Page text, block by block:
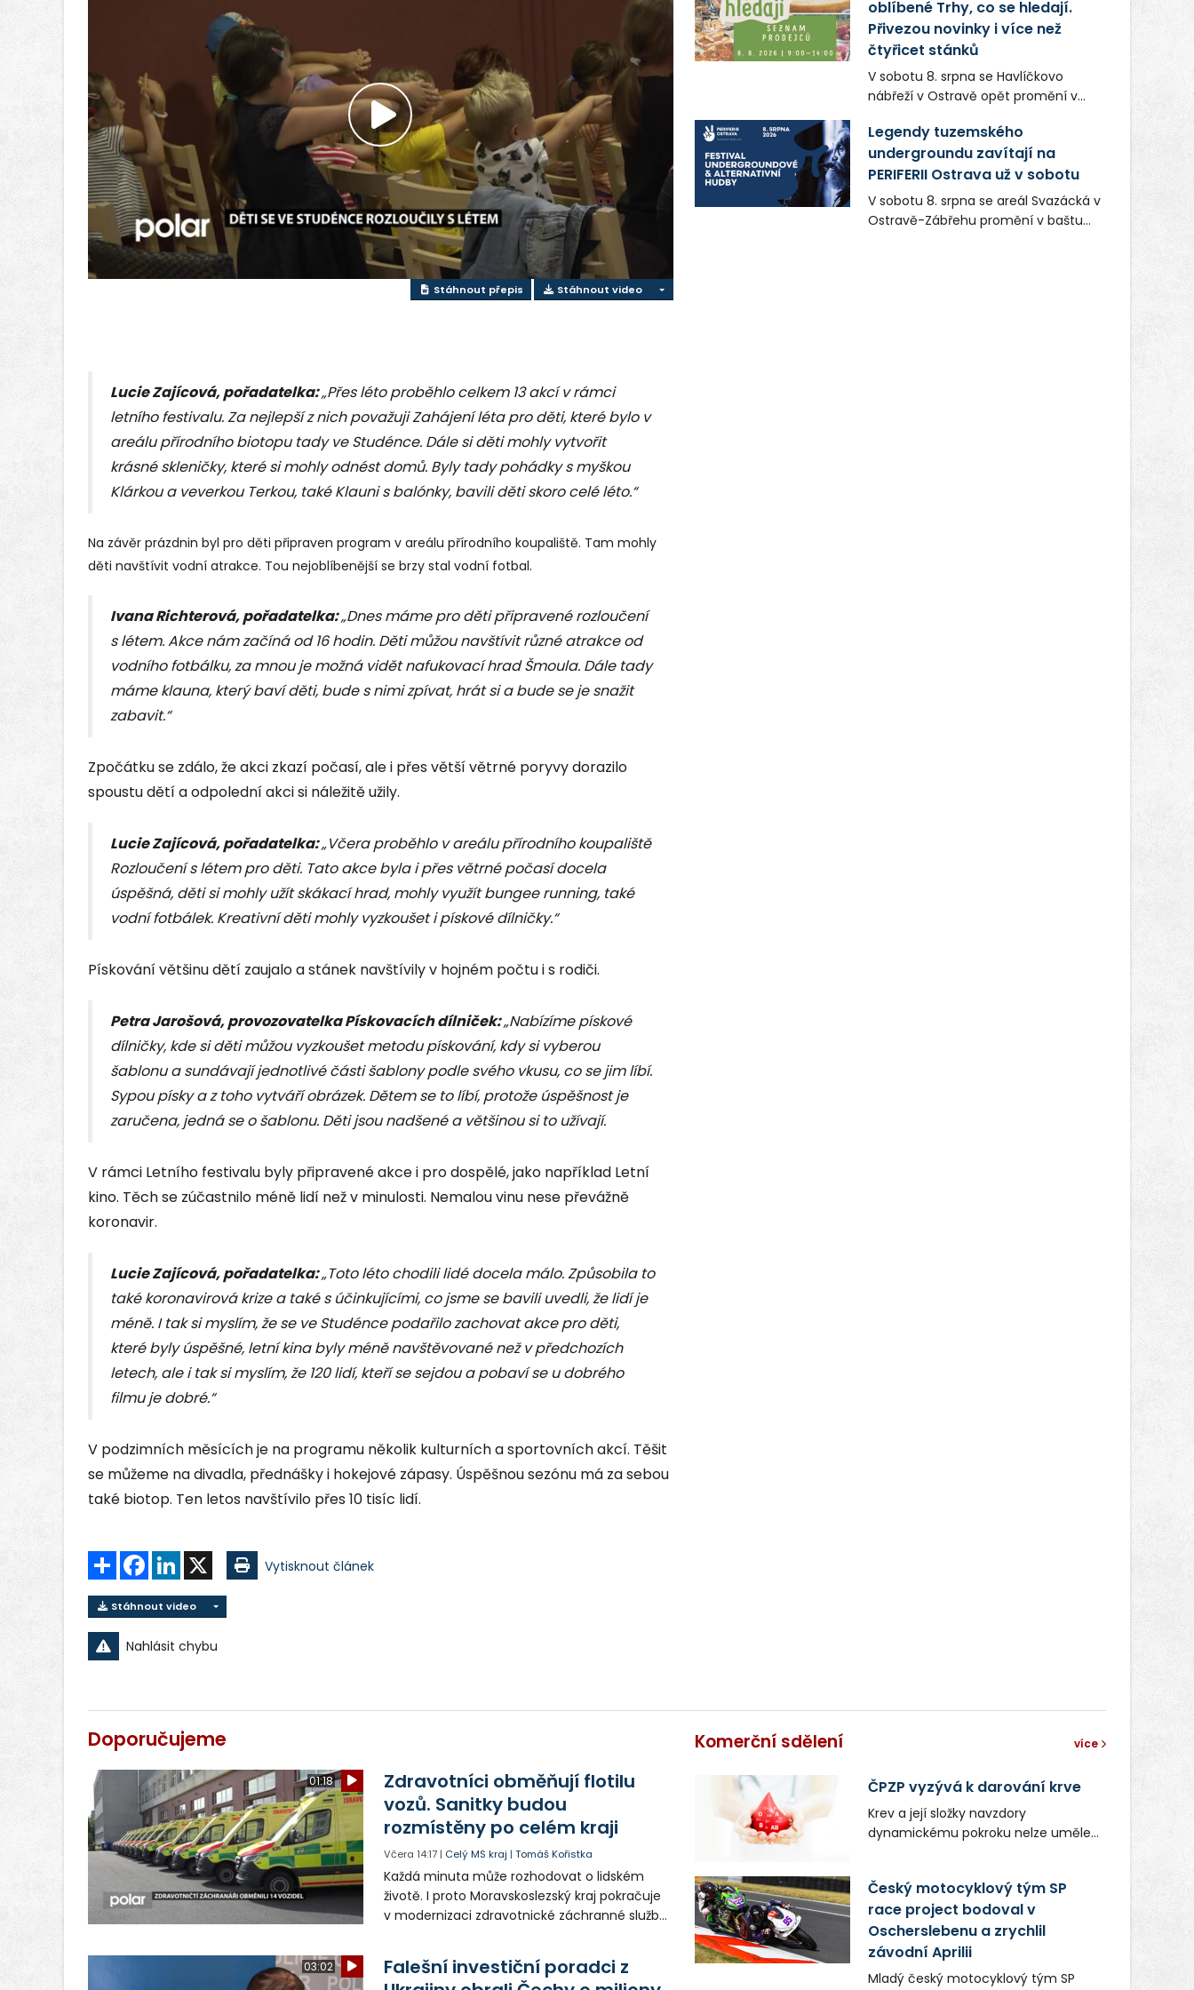
Play
Video
Stáhnout přepis Stáhnout video
Lucie Zajícová, pořadatelka:„Přes léto proběhlo celkem 13 akcí v rámci
letního festivalu. Za nejlepší z nich považuji Zahájení léta pro děti, které bylo v
areálu přírodního biotopu tady ve Studénce. Dále si děti mohly vytvořit
krásné skleničky, které si mohly odnést domů. Byly tady pohádky s myškou
Klárkou a veverkou Terkou, také Klauni s balónky, bavili děti skoro celé léto.“
Na závěr prázdnin byl pro děti připraven program v areálu přírodního koupaliště. Tam mohly
děti navštívit vodní atrakce. Tou nejoblíbenější se brzy stal vodní fotbal.
Ivana Richterová, pořadatelka:„Dnes máme pro děti připravené rozloučení
s létem. Akce nám začíná od 16 hodin. Děti můžou navštívit různé atrakce od
vodního fotbálku, za mnou je možná vidět nafukovací hrad Šmoula. Dále tady
máme klauna, který baví děti, bude s nimi zpívat, hrát si a bude se je snažit
zabavit.“
Zpočátku se zdálo, že akci zkazí počasí, ale i přes větší větrné poryvy dorazilo
spoustu dětí a odpolední akci si náležitě užily.
Lucie Zajícová, pořadatelka:„Včera proběhlo v areálu přírodního koupaliště
Rozloučení s létem pro děti. Tato akce byla i přes větrné počasí docela
úspěšná, děti si mohly užít skákací hrad, mohly využít bungee running, také
vodní fotbálek. Kreativní děti mohly vyzkoušet i pískové dílničky.“
Pískování většinu dětí zaujalo a stánek navštívily v hojném počtu i s rodiči.
Petra Jarošová, provozovatelka Pískovacích dílniček:„Nabízíme pískové
dílničky, kde si děti můžou vyzkoušet metodu pískování, kdy si vyberou
šablonu a sundávají jednotlivé části šablony podle svého vkusu, co se jim líbí.
Sypou písky a z toho vytváří obrázek. Dětem se to líbí, protože úspěšnost je
zaručena, jedná se o šablonu. Děti jsou nadšené a většinou si to užívají.
V rámci Letního festivalu byly připravené akce i pro dospělé, jako například Letní
kino. Těch se zúčastnilo méně lidí než v minulosti. Nemalou vinu nese převážně
koronavir.
Lucie Zajícová, pořadatelka:„Toto léto chodili lidé docela málo. Způsobila to
také koronavirová krize a také s účinkujícími, co jsme se bavili uvedli, že lidí je
méně. I tak si myslím, že se ve Studénce podařilo zachovat akce pro děti,
které byly úspěšné, letní kina byly méně navštěvované než v předchozích
letech, ale i tak si myslím, že 120 lidí, kteří se sejdou a pobaví se u dobrého
filmu je dobré.“
V podzimních měsících je na programu několik kulturních a sportovních akcí. Těšit
se můžeme na divadla, přednášky i hokejové zápasy. Úspěšnou sezónu má za sebou
také biotop. Ten letos navštívilo přes 10 tisíc lidí.
Sdílet FacebookLinkedIn Vytisknout článek
Stáhnout video
Nahlásit chybu
oblíbené Trhy, co se hledají.
Přivezou novinky i více než
čtyřicet stánků
V sobotu 8. srpna se Havlíčkovo
nábřeží v Ostravě opět promění v
lokálních výrobků. Trhy, co se hledají
tentokrát nabídnou více než čtyřicet
pečlivě vybraných stánků s kvalitní
gastronomií, farmářskými produkty,
designem i řemeslnou tvorbou.
Návštěvníci se mohou těšit nejen na
Legendy tuzemského
undergroundu zavítají na
PERIFERII Ostrava už v sobotu
V sobotu 8. srpna se areál Svazácká v
Ostravě-Zábřehu promění v baštu
Doporučujeme
01:18
Zdravotníci obměňují flotilu
vozů. Sanitky budou
rozmístěny po celém kraji
Včera 14:17 | Celý MS kraj |Tomáš Kořistka
Každá minuta může rozhodovat o lidském
životě. I proto Moravskoslezský kraj pokračuje
v modernizaci zdravotnické záchranné služby
03:02
Falešní investiční poradci z
Komerční sdělení více
ČPZP vyzývá k darování krve
Krev a její složky navzdory
dynamickému pokroku nelze uměle
nenahraditelnou tělní tekutinu
neobejde. Naléhavá potřeba doplnit
krevní zásoby nastává vždy v létě,
kdy stoupá počet úrazů. Česká
průmyslová zdravotní pojišťovna
Český motocyklový tým SP
race project bodoval v
Oscherslebenu a zrychlil
závodní Aprilii
Mladý český motocyklový tým SP